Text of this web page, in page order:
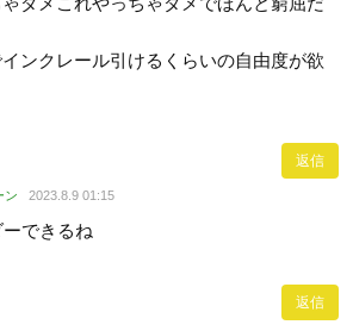
ンクレール引けるくらいの自由度が欲
返信
ン 2023.8.9 01:15
できるね
返信